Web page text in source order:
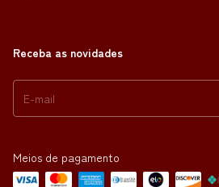
Receba as novidades
Meios de pagamento